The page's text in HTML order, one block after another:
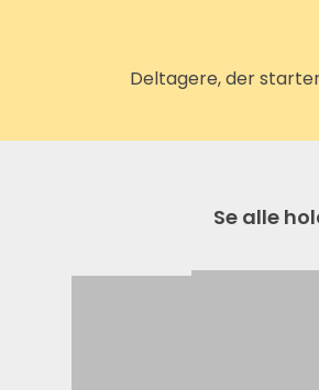
Deltagere, der
Se alle